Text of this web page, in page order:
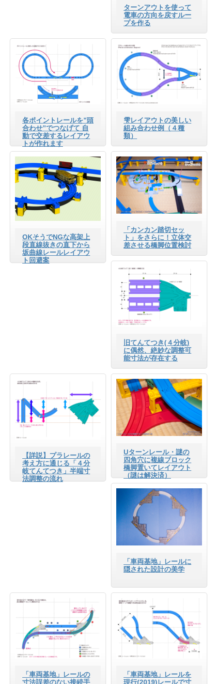
ターンアウトを使って
電車の方向を戻すルー
プを作る
各ポイントレールを”頭
合わせ”でつなげて 自
動で交差するレイアウ
トが作れます
雫レイアウトの美しい
組み合わせ例（４種
類）
OKそうでNGな高架上
段直線抜きの直下から
坂曲線レールレイアウ
ト回避案
「カンカン踏切セッ
ト」をさらに！立体交
差させる橋脚位置検討
旧てんてつき(４分岐)
に偶然、絶妙な調整可
能寸法が存在する
【詳説】プラレールの
考え方に通じる「４分
岐てんてつき」半端寸
法調整の流れ
Uターンレール・謎の
四角穴に複線ブロック
橋脚置いてレイアウト
（謎は解決済）
「車両基地」レールに
隠された設計の美学
「車両基地」レールの
寸法誤差のない接続手
「車両基地」レールを
現行(2019)レールで寸